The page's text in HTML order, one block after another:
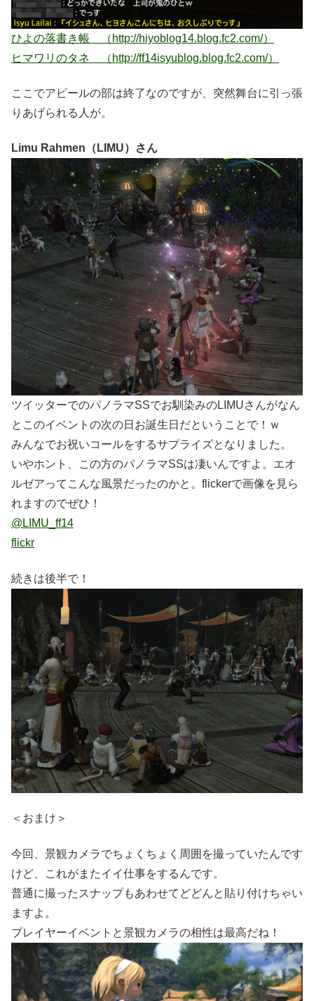
ひよの落書き帳 （http://hiyoblog14.blog.fc2.com/）
ヒマワリのタネ （http://ff14isyublog.blog.fc2.com/）
ここでアピールの部は終了なのですが、突然舞台に引っ張
りあげられる人が。
Limu Rahmen（LIMU）さん
ツイッターでのパノラマSSでお馴染みのLIMUさんがなん
とこのイベントの次の日お誕生日だということで！ｗ
みんなでお祝いコールをするサプライズとなりました。
いやホント、この方のパノラマSSは凄いんですよ。エオ
ルゼアってこんな風景だったのかと。flickerで画像を見ら
れますのでぜひ！
@LIMU_ff14
flickr
続きは後半で！
＜おまけ＞
今回、景観カメラでちょくちょく周囲を撮っていたんです
けど、これがまたイイ仕事をするんです。
普通に撮ったスナップもあわせてどどんと貼り付けちゃい
ますよ。
プレイヤーイベントと景観カメラの相性は最高だね！